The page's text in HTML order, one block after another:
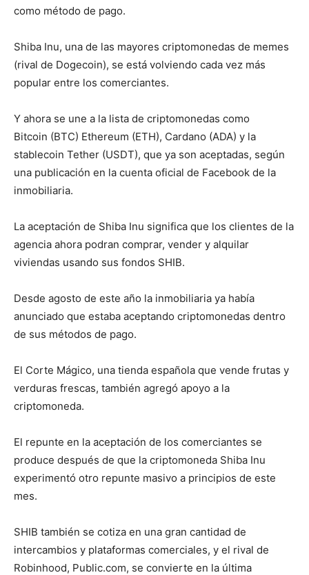
como método de pago.
Shiba Inu, una de las mayores criptomonedas de memes
(rival de Dogecoin), se está volviendo cada vez más
popular entre los comerciantes.
Y ahora se une a la lista de criptomonedas como
Bitcoin (BTC) Ethereum (ETH), Cardano (ADA) y la
stablecoin Tether (USDT), que ya son aceptadas, según
una publicación en la cuenta oficial de Facebook de la
inmobiliaria.
La aceptación de Shiba Inu significa que los clientes de la
agencia ahora podran comprar, vender y alquilar
viviendas usando sus fondos SHIB.
Desde agosto de este año la inmobiliaria ya había
anunciado que estaba aceptando criptomonedas dentro
de sus métodos de pago.
El Corte Mágico, una tienda española que vende frutas y
verduras frescas, también agregó apoyo a la
criptomoneda.
El repunte en la aceptación de los comerciantes se
produce después de que la criptomoneda Shiba Inu
experimentó otro repunte masivo a principios de este
mes.
SHIB también se cotiza en una gran cantidad de
intercambios y plataformas comerciales, y el rival de
Robinhood, Public.com, se convierte en la última